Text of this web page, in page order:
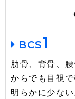
BCS1
肋骨、背骨、
からでも目視
明らかに少ない